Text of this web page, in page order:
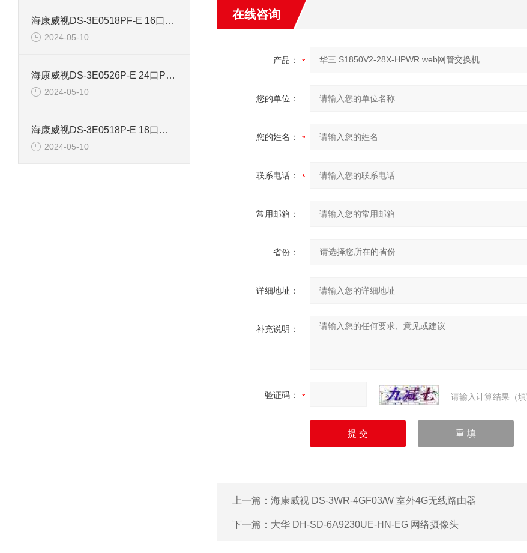
海康威视DS-3E0518PF-E 16口智能POE千兆交换机
2024-05-10
海康威视DS-3E0526P-E 24口POE千兆智能交换机
2024-05-10
海康威视DS-3E0518P-E 18口千兆POE交换机
2024-05-10
在线咨询
产品：
您的单位：
您的姓名：
联系电话：
常用邮箱：
省份：
详细地址：
补充说明：
验证码： 请输入计算结果（
上一篇： 海康威视 DS-3WR-4GF03/W 室外4G无线路由器
下一篇： 大华 DH-SD-6A9230UE-HN-EG 网络摄像头